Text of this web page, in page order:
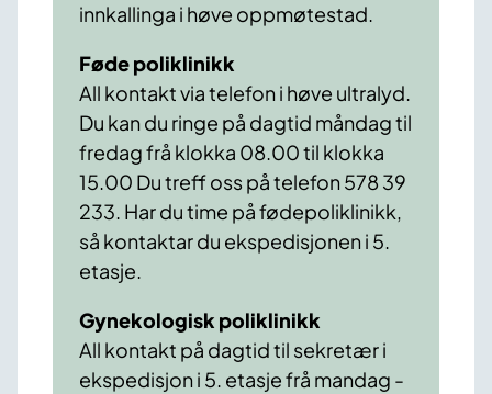
innkallinga i høve oppmøtestad.
Føde poliklinikk
All kontakt via telefon i høve ultralyd.
Du kan du ringe på dagtid måndag til
fredag frå klokka 08.00 til klokka
15.00 Du treff oss på telefon 578 39
233. Har du time på fødepoliklinikk,
så kontaktar du ekspedisjonen i 5.
etasje.
Gynekologisk poliklinikk
All kontakt på dagtid til sekretær i
ekspedisjon i 5. etasje frå mandag -